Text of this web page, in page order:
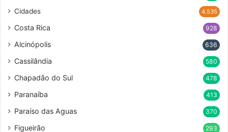
Cidades 4.535
Costa Rica 928
Alcinópolis 636
Cassilândia 580
Chapadão do Sul 478
Paranaíba 413
Paraíso das Aguas 370
Figueirão 293